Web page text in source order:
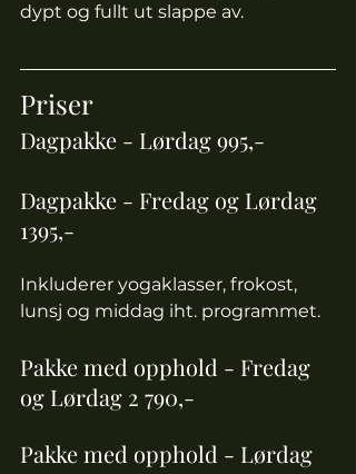
dypt og fullt ut slappe av.
Priser
Dagpakke - Lørdag 995,-
Dagpakke - Fredag og Lørdag
1395,-
Inkluderer yogaklasser, frokost,
lunsj og middag iht. programmet.
Pakke med opphold - Fredag
og Lørdag 2 790,-
Pakke med opphold - Lørdag